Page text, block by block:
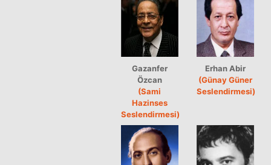
Gazanfer
Özcan
(Sami
Hazinses
Seslendirmesi)
Erhan Abir
(Günay Güner
Seslendirmesi)